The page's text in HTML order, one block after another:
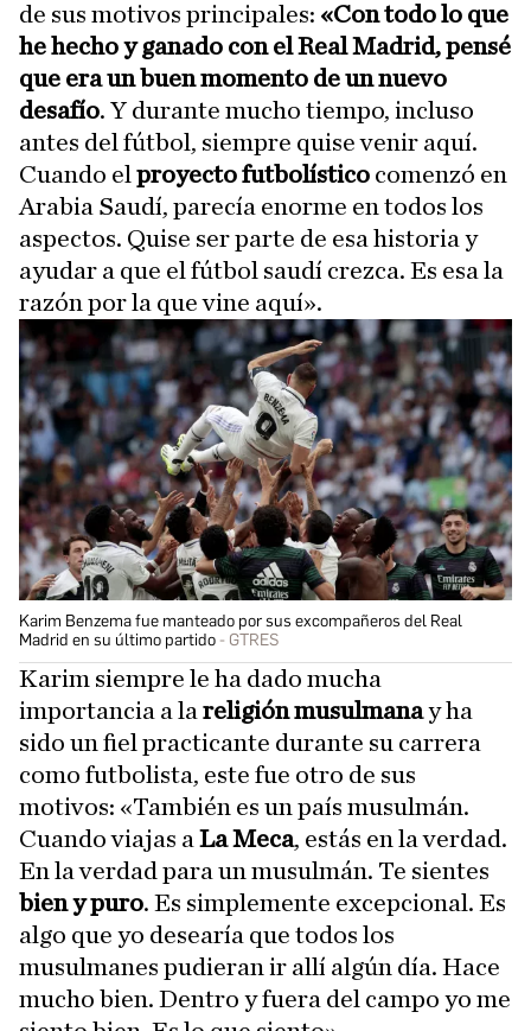
de sus motivos principales: «Con todo lo que
he hecho y ganado con el Real Madrid, pensé
que era un buen momento de un nuevo
desafío. Y durante mucho tiempo, incluso
antes del fútbol, siempre quise venir aquí.
Cuando el proyecto futbolístico comenzó en
Arabia Saudí, parecía enorme en todos los
aspectos. Quise ser parte de esa historia y
ayudar a que el fútbol saudí crezca. Es esa la
razón por la que vine aquí».
Karim Benzema fue manteado por sus excompañeros del Real
Madrid en su último partido
GTRES
Karim siempre le ha dado mucha
importancia a la religión musulmanay ha
sido un fiel practicante durante su carrera
como futbolista, este fue otro de sus
motivos: «También es un país musulmán.
Cuando viajas a La Meca, estás en la verdad.
En la verdad para un musulmán. Te sientes
bien y puro. Es simplemente excepcional. Es
algo que yo desearía que todos los
musulmanes pudieran ir allí algún día. Hace
mucho bien. Dentro y fuera del campo yo me